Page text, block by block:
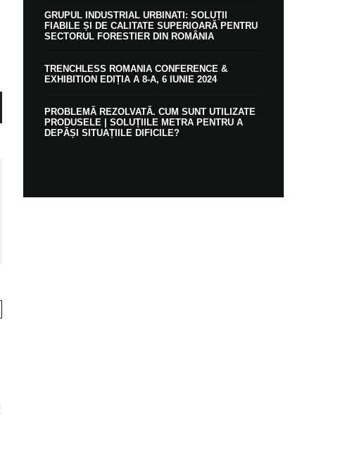
GRUPUL INDUSTRIAL URBINATI: SOLUȚII
FIABILE ȘI DE CALITATE SUPERIOARĂ PENTRU
SECTORUL FORESTIER DIN ROMÂNIA
TRENCHLESS ROMANIA CONFERENCE &
EXHIBITION EDIȚIA A 8-A, 6 IUNIE 2024
PROBLEMĂ REZOLVATĂ. CUM SUNT UTILIZATE
PRODUSELE | SOLUȚIILE METRA PENTRU A
DEPĂȘI SITUAȚIILE DIFICILE?